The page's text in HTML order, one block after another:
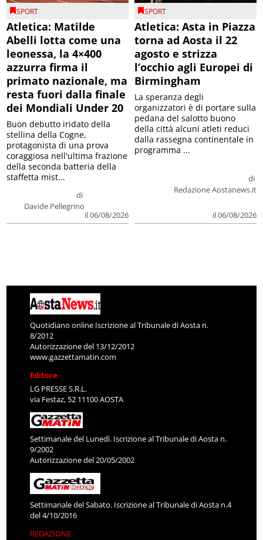
SPORT
Atletica: Matilde
Abelli lotta come una
leonessa, la 4×400
azzurra firma il
primato nazionale, ma
resta fuori dalla finale
dei Mondiali Under 20
di
Davide Pellegrino
il 06/08/2026
Buon debutto iridato della
stellina della Cogne,
protagonista di una prova
coraggiosa nell'ultima frazione
della seconda batteria della
staffetta mist...
SPORT
Atletica: Asta in Piazza
torna ad Aosta il 22
agosto e strizza
l’occhio agli Europei di
Birmingham
di
Redazione Aostanews.it
il 06/08/2026
La speranza degli
organizzatori è di portare sulla
pedana del salotto buono
della città alcuni atleti reduci
dalla rassegna continentale in
programma ...
Quotidiano online Iscrizione al Tribunale di Aosta n.
8/2012
Autorizzazione del 13/12/2012
www.gazzettamatin.com
Editore
LG PRESSE S.R.L.
via Festaz, 52 11100 AOSTA
Settimanale del Lunedì. Iscrizione al Tribunale di Aosta n.
9/2002
Autorizzazione del 20/05/2002
Settimanale del Sabato. Iscrizione al Tribunale di Aosta n.4
del 4/10/2016
REDAZIONE